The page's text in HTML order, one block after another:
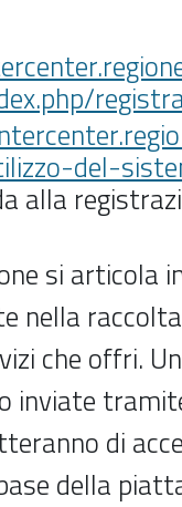
del-
alla
si articola
nella
che offri.
inviate
di
della